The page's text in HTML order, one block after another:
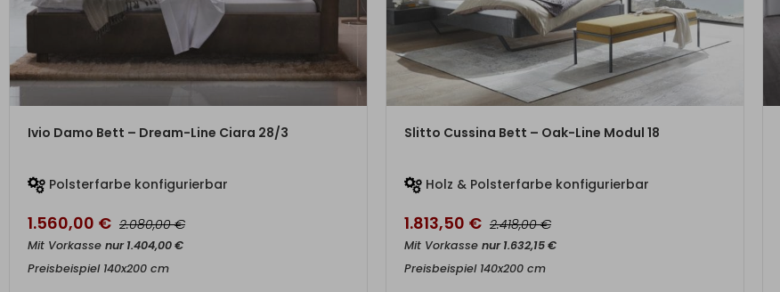
ZUM PRODUKT
Ivio Damo Bett – Dream-Line Ciara 28/3
Polsterfarbe konfigurierbar
1.560,00 € 2.080,00€
Mit Vorkasse nur1.404,00€
Preisbeispiel 140x200 cm
ZUM PRODUKT
Slitto Cussina Bett – Oak-Line Modul 18
Holz & Polsterfarbe konfigurierbar
1.813,50 € 2.418,00€
Mit Vorkasse nur1.632,15€
Preisbeispiel 140x200 cm